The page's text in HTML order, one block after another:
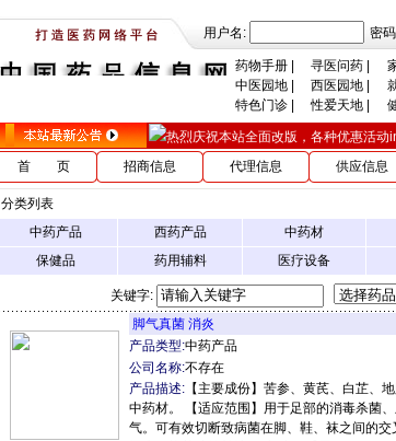
用户名:
密
药物手册 寻医问药
中医园地
西医园地
特色门诊| 性爱天地|
热烈庆祝本站全面改版，各种优惠活
首 页
招商信息 代理信息 供应信息
分类列表
中药产品
西药产品 中药材
保健品
药用辅料 医疗设备
关键字:
脚气真菌 消炎
产品类型:中药产品
公司名称:不存在
产品描述: 【主要成份】苦参、黄芪、白芷、
中药材。 【适应范围】用于足部的消毒杀菌
气。可有效切断致病菌在脚、鞋、袜之间的